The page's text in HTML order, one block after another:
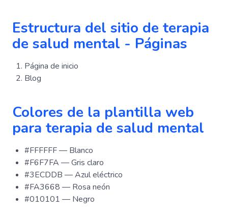
Estructura del sitio de terapia
de salud mental - Páginas
Página de inicio
Blog
Colores de la plantilla web
para terapia de salud mental
#FFFFFF — Blanco
#F6F7FA — Gris claro
#3ECDDB — Azul eléctrico
#FA3668 — Rosa neón
#010101 — Negro